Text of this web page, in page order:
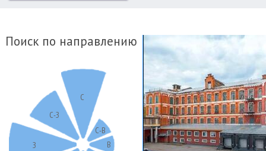
Поиск по направлению
С
С-В
В
З
С-З